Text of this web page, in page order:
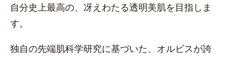
自分史上最高の、冴えわたる透明美肌を目指しま
す。
独自の先端肌科学研究に基づいた、オルビスが誇